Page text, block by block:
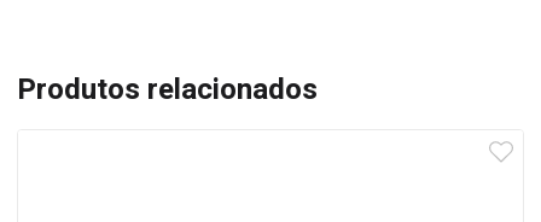
Produtos relacionados